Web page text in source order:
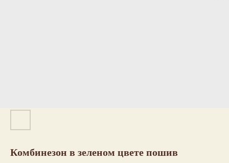
Комбинезон в зеленом цвете пошив